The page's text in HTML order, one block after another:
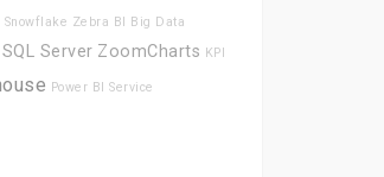
Snowflake Zebra BI Big Data
SQL Server ZoomCharts KPI
Power BI Service